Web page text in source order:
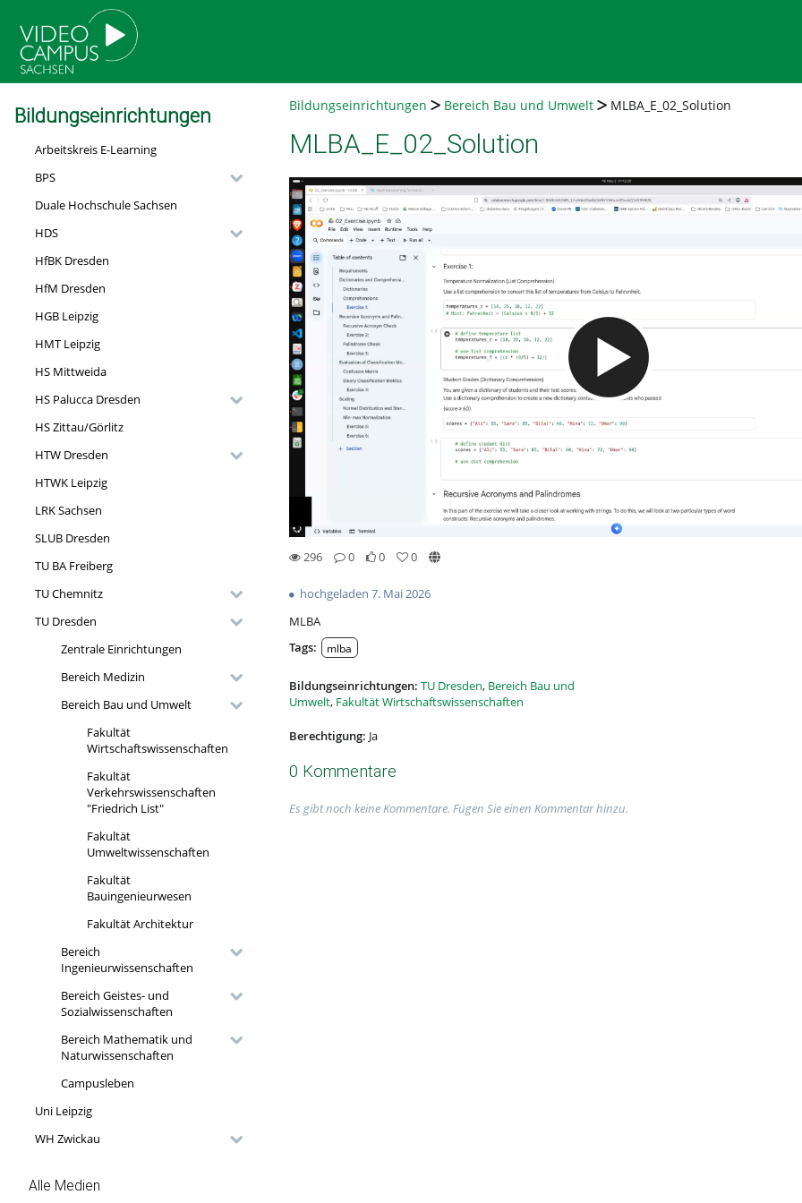
Bildungseinrichtungen
Arbeitskreis E-Learning
BPS
Duale Hochschule Sachsen
HDS
HfBK Dresden
HfM Dresden
HGB Leipzig
HMT Leipzig
HS Mittweida
HS Palucca Dresden
HS Zittau/Görlitz
HTW Dresden
HTWK Leipzig
LRK Sachsen
SLUB Dresden
TU BA Freiberg
TU Chemnitz
TU Dresden
Zentrale Einrichtungen
Bereich Medizin
Bereich Bau und Umwelt
Fakultät
Wirtschaftswissenschaften
Fakultät
Verkehrswissenschaften
"Friedrich List"
Fakultät
Umweltwissenschaften
Fakultät
Bauingenieurwesen
Fakultät Architektur
Bereich
Ingenieurwissenschaften
Bereich Geistes- und
Sozialwissenschaften
Bereich Mathematik und
Naturwissenschaften
Campusleben
Uni Leipzig
WH Zwickau
Alle Medien
Bildungseinrichtungen Bereich Bau und Umwelt MLBA_E_02_Solution
MLBA_E_02_Solution
296
0
0
0
hochgeladen 7. Mai 2026
MLBA
Tags:
mlba
Bildungseinrichtungen: TU Dresden, Bereich Bau und
Umwelt, Fakultät Wirtschaftswissenschaften
Berechtigung: Ja
0 Kommentare
Es gibt noch keine Kommentare. Fügen Sie einen Kommentar hinzu.